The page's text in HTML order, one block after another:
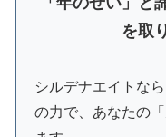
を取
シルデナエイトな
の力で、あなたの